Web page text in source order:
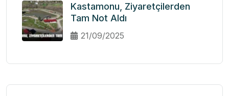
Kastamonu, Ziyaretçilerden
Tam Not Aldı
21/09/2025